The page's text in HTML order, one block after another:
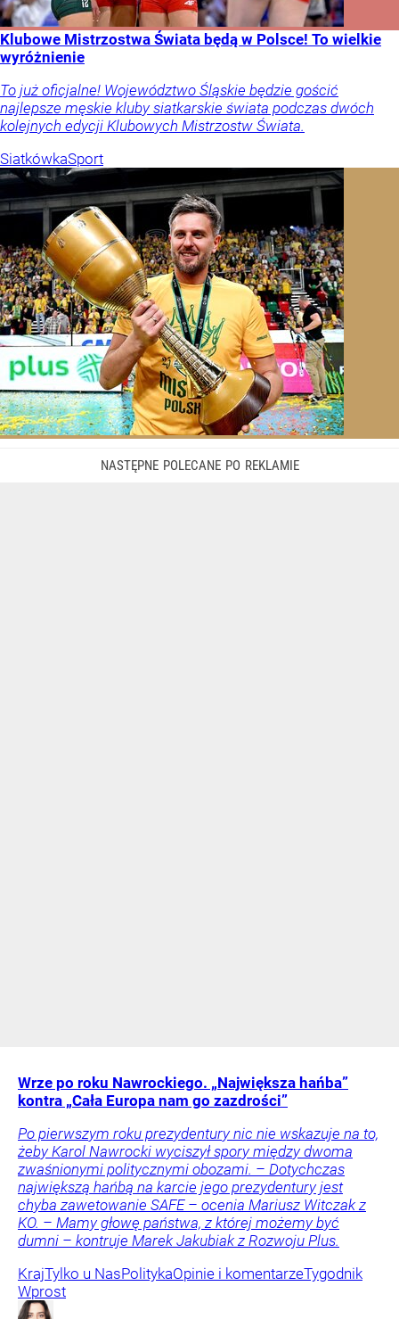
Klubowe Mistrzostwa Świata będą w Polsce! To wielkie
wyróżnienie
To już oficjalne! Województwo Śląskie będzie gościć
najlepsze męskie kluby siatkarskie świata podczas dwóch
kolejnych edycji Klubowych Mistrzostw Świata.
SiatkówkaSport
Wrze po roku Nawrockiego. „Największa hańba”
kontra „Cała Europa nam go zazdrości”
Po pierwszym roku prezydentury nic nie wskazuje na to,
żeby Karol Nawrocki wyciszył spory między dwoma
zwaśnionymi politycznymi obozami. – Dotychczas
największą hańbą na karcie jego prezydentury jest
chyba zawetowanie SAFE – ocenia Mariusz Witczak z
KO. – Mamy głowę państwa, z której możemy być
dumni – kontruje Marek Jakubiak z Rozwoju Plus.
KrajTylko u NasPolitykaOpinie i komentarzeTygodnik
Wprost